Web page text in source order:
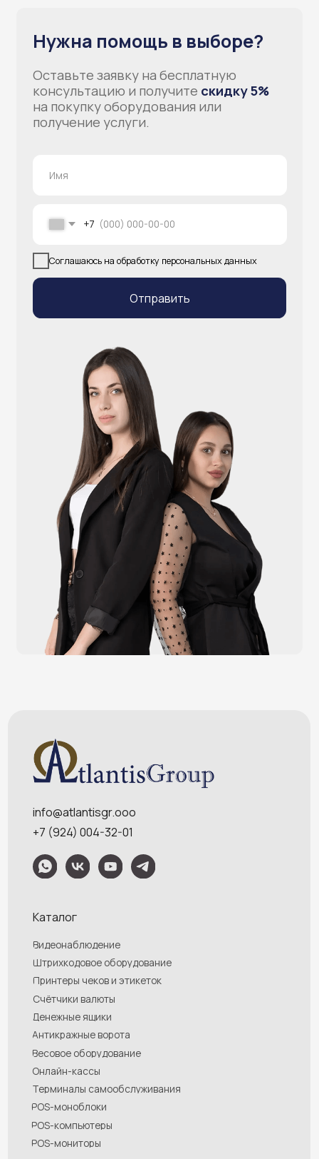
+7 (924) 004-32-01
Видеонаблюдение
Принтеры чеков и этикеток
О компании
Оплата и доставка
Контакты
Политика конфидециальности
Штрихкодовое оборудование
Весовое оборудование
Счётчики валюты
Терминалы самообслуживания
Денежные ящики
Онлайн-кассы
Антикражные ворота
POS-компьютеры
POS-моноблоки
POS-мониторы